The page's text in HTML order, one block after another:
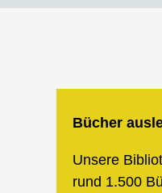
Bücher
Unsere
rund 1.500